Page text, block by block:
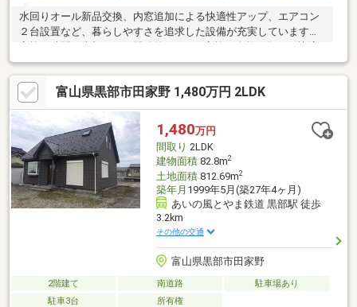
水回りオール新品交換、内窓追加による快適性アップ、エアコン
２台設置など、暮らしやすさを追求した設備が充実しています。
空間。駐車スペースは３台分を確保しており、来客時や複数台所
有のご家庭にも安心です。新耐震基準委に適合した、安心して長
く暮らせる住まいです。
富山県黒部市田家野 1,480万円 2LDK
1,480万円
間取り 2LDK
建物面積82.8m2
土地面積812.69m2
築年月 1999年5月(築27年4ヶ月)
あいの風とやま鉄道 黒部駅 徒歩
3.2km
その他の交通
富山県黒部市田家野
2階建て 南道路
駐車場あり
駐車3台
所有権